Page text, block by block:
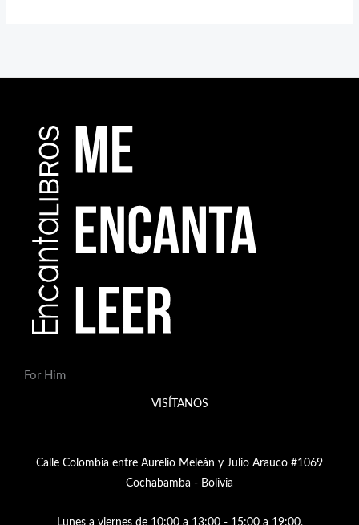
For Him
VISÍTANOS
Calle Colombia entre Aurelio Meleán y Julio Arauco #1069
Cochabamba - Bolivia
Lunes a viernes de 10:00 a 13:00 - 15:00 a 19:00,